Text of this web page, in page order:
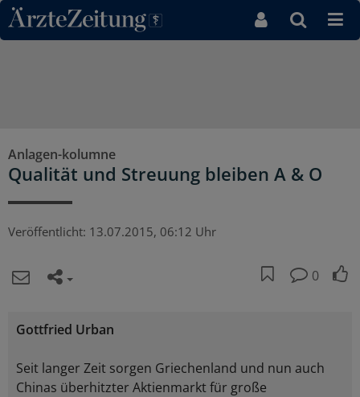
Direkt zum Inhaltsbereich
Anlagen-kolumne
Qualität und Streuung bleiben A & O
Veröffentlicht: 13.07.2015, 06:12 Uhr
0
Gottfried Urban
Seit langer Zeit sorgen Griechenland und nun auch
Chinas überhitzter Aktienmarkt für große